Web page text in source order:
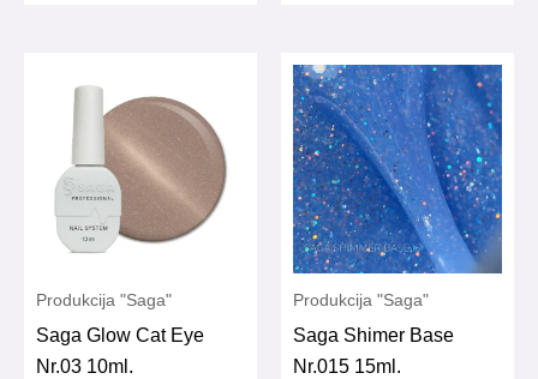
Produkcija "Saga"
Saga Glow Cat Eye
Nr.03 10ml.
Produkcija "Saga"
Saga Shimer Base
Nr.015 15ml.